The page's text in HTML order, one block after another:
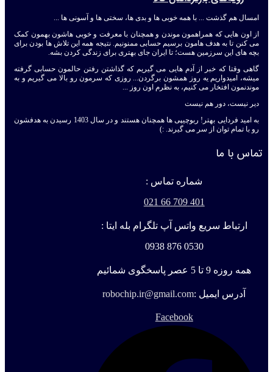
امسال هم گذشت ... با همه خوبی ها و بدی ها، سختی ها و آسونی ها ...
از اون هایی که همراهمون موندن و همچنان با معرفت و خوبی هاشون بهمون کمک
می کنن تا به هدف هامون برسیم حسابی ممنونیم. نتیجه همه این تلاش ها بودن برای
بچه های این سرزمین هست؛ تا ایران جای بهتری برای زندگی کردن بشه.
گاهی وقتا که خبر از آدم هایی می گیریم که گذاشتن رفتن حالمون حسابی گرفته
میشه، امیدواریم یه روز همشون برگردن... روزی که سرمون رو بالا می گیریم و به
موندنمون افتخار می کنیم، به نظرم اون روز ...
دیر نیست، دور هم نیست
به امید فردایی بهتر! ربوچیپی ها همچنان هستند و در سال 1403 رسیدن به هدفشون
رو با تمام توان از سر می گیرند. :)
تماس با ما
شماره تماس :
401 709 66 021
ارتباط سریع واتس آپ تلگرام بله ایتا :
0530 876 0938
همه روزه 9 تا 5 عصر پاسخگوی شمائیم
آدرس ایمیل :robochip.ir@gmail.com
Facebook